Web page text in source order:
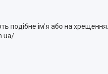
подібне ім'я або на